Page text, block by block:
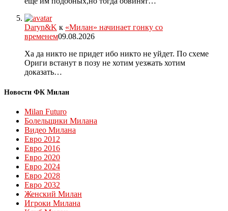
Daryn&K к «Милан» начинает гонку со
временем09.08.2026
Ха да никто не придет ибо никто не уйдет. По схеме
Ориги встанут в позу не хотим уезжать хотим
доказать…
Новости ФК Милан
Milan Futuro
Болельщики Милана
Видео Милана
Евро 2012
Евро 2016
Евро 2020
Евро 2024
Евро 2028
Евро 2032
Женский Милан
Игроки Милана